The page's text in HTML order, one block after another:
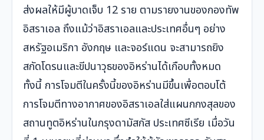
ส่งผลให้มีผู้บาดเจ็บ 12 ราย ตามรายงานของกองทัพ
อิสราเอล ถึงแม้ว่าอิสราเอลและประเทศอื่นๆ อย่าง
สหรัฐอเมริกา อังกฤษ และจอร์แดน จะสามารถยิง
สกัดโดรนและขีปนาวุธของอิหร่านได้เกือบทั้งหมด
ทั้งนี้ การโจมตีในครั้งนี้ของอิหร่านมีขึ้นเพื่อตอบโต้
การโจมตีทางอากาศของอิสราเอลใส่แผนกกงสุลของ
สถานทูตอิหร่านในกรุงดามัสกัส ประเทศซีเรีย เมื่อวัน